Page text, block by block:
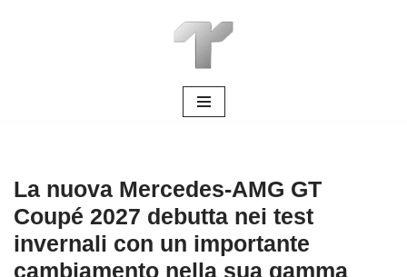
La nuova Mercedes-AMG GT
Coupé 2027 debutta nei test
invernali con un importante
cambiamento nella sua gamma